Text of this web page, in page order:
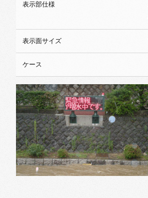
表示部仕様
表示面サイズ
ケース